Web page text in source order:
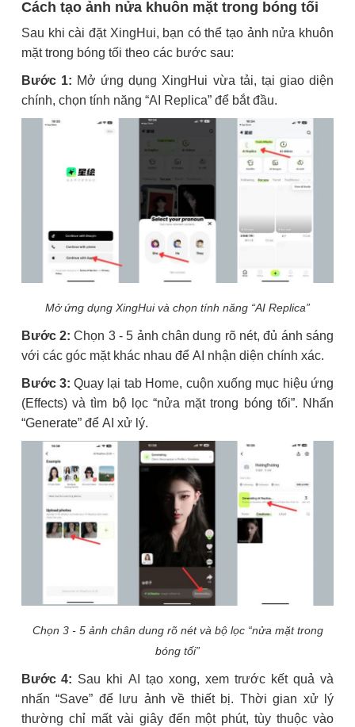
Cách tạo ảnh nửa khuôn mặt trong bóng tối
Sau khi cài đặt XingHui, bạn có thể tạo ảnh nửa khuôn
mặt trong bóng tối theo các bước sau:
Bước 1: Mở ứng dụng XingHui vừa tải, tại giao diện
chính, chọn tính năng “AI Replica” để bắt đầu.
Mở ứng dụng XingHui và chọn tính năng “AI Replica”
Bước 2: Chọn 3 - 5 ảnh chân dung rõ nét, đủ ánh sáng
với các góc mặt khác nhau để AI nhận diện chính xác.
Bước 3: Quay lại tab Home, cuộn xuống mục hiệu ứng
(Effects) và tìm bộ lọc “nửa mặt trong bóng tối”. Nhấn
“Generate” để AI xử lý.
Chọn 3 - 5 ảnh chân dung rõ nét và bộ lọc “nửa mặt trong
bóng tối”
Bước 4: Sau khi AI tạo xong, xem trước kết quả và
nhấn “Save” để lưu ảnh về thiết bị. Thời gian xử lý
thường chỉ mất vài giây đến một phút, tùy thuộc vào